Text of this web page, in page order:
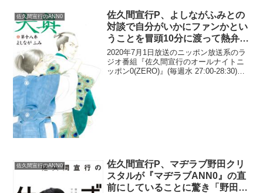
佐久間宣行のANN0
佐久間宣行P、よしながふみとの
対談で自分がいかにファンかとい
うことを冒頭10分に渡って熱弁し
てしまって後悔「自分がどんだけ
古参かというアピール、本人に
(笑)」
2020年7月1日放送のニッポン放送系のラ
ジオ番組『佐久間宣行のオールナイトニ
ッポン0(ZERO)』(毎週水 27:00-28:30)に
佐久間宣行のANN0
佐久間宣行P、マヂラブ野田クリ
スタルが『マヂラブANN0』の直
前にしていることに驚き「野田君